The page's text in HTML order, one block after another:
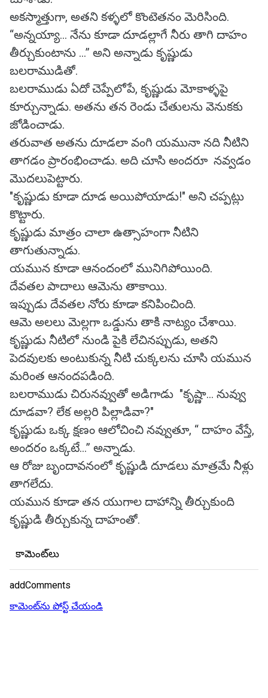
అకస్మాత్తుగా, అతని కళ్ళలో కొంటెతనం మెరిసింది.
“అన్నయ్యా... నేను కూడా దూడల్లాగే నీరు తాగి దాహం
తీర్చుకుంటాను ...” అని అన్నాడు కృష్ణుడు
బలరాముడితో.
బలరాముడు ఏదో చెప్పేలోపే, కృష్ణుడు మోకాళ్ళపై
కూర్చున్నాడు. అతను తన రెండు చేతులను వెనుకకు
జోడించాడు.
తరువాత అతను దూడలా వంగి యమునా నది నీటిని
తాగడం ప్రారంభించాడు. అది చూసి అందరూ నవ్వడం
మొదలుపెట్టారు.
"కృష్ణుడు కూడా దూడ అయిపోయాడు!" అని చప్పట్లు
కొట్టారు.
కృష్ణుడు మాత్రం చాలా ఉత్సాహంగా నీటిని
తాగుతున్నాడు.
యమున కూడా ఆనందంలో మునిగిపోయింది.
దేవతల పాదాలు ఆమెను తాకాయి.
ఇప్పుడు దేవతల నోరు కూడా కనిపించింది.
ఆమె అలలు మెల్లగా ఒడ్డును తాకి నాట్యం చేశాయి.
కృష్ణుడు నీటిలో నుండి పైకి లేచినప్పుడు, అతని
పెదవులకు అంటుకున్న నీటి చుక్కలను చూసి యమున
మరింత ఆనందపడింది.
బలరాముడు చిరునవ్వుతో అడిగాడు "కృష్ణా... నువ్వు
దూడవా? లేక అల్లరి పిల్లాడివా?"
కృష్ణుడు ఒక్క క్షణం ఆలోచించి నవ్వుతూ, “ దాహం వేస్తే,
అందరం ఒక్కటే...” అన్నాడు.
ఆ రోజు బృందావనంలో కృష్ణుడి దూడలు మాత్రమే నీళ్లు
తాగలేదు.
యమున కూడా తన యుగాల దాహాన్ని తీర్చుకుంది
కృష్ణుడి తీర్చుకున్న దాహంతో.
కామెంట్‌లు
addComments
కామెంట్‌ను పోస్ట్ చేయండి